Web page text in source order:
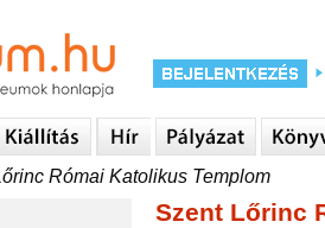
Római Katolikus Templom
Szent Lőrinc